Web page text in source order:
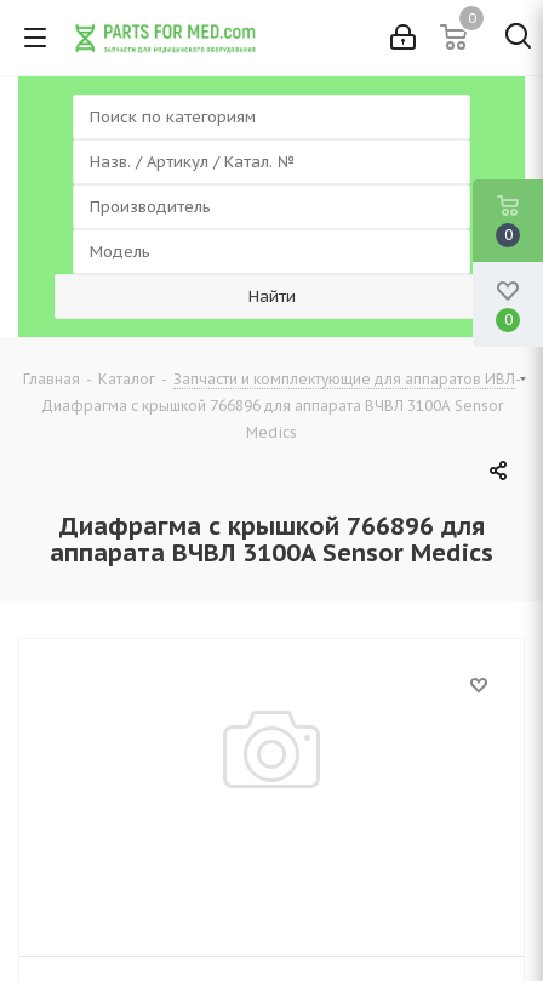
0
Главная - Каталог - Запчасти и комплектующие для аппаратов ИВЛ-
Диафрагма с крышкой 766896 для аппарата ВЧВЛ 3100A Sensor
Medics
Диафрагма с крышкой 766896 для
аппарата ВЧВЛ 3100A Sensor Medics
0
0